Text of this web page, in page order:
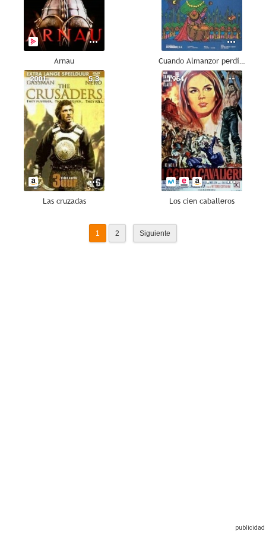
Arnau Cuando Almanzor perdió el tambor
5.3
2001
Las cruzadas
--
1964
Los cien caballeros
1 2 Siguiente